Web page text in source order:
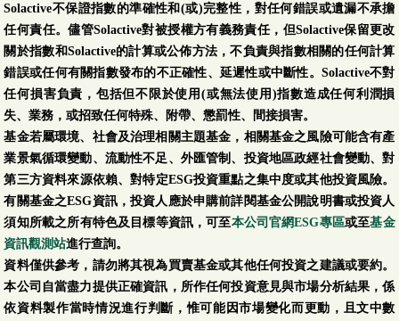
Solactive不保證指數的準確性和(或)完整性，對任何錯誤或遺漏不承擔
任何責任。儘管Solactive對被授權方有義務責任，但Solactive保留更改
關於指數和Solactive的計算或公佈方法，不負責與指數相關的任何計算
錯誤或任何有關指數發布的不正確性、延遲性或中斷性。Solactive不對
任何損害負責，包括但不限於使用(或無法使用)指數造成任何利潤損
失、業務，或招致任何特殊、附帶、懲罰性、間接損害。
基金若屬環境、社會及治理相關主題基金，相關基金之風險可能含有產
業景氣循環變動、流動性不足、外匯管制、投資地區政經社會變動、對
第三方資料來源依賴、對特定ESG投資重點之集中度或其他投資風險。
有關基金之ESG資訊，投資人應於申購前詳閱基金公開說明書或投資人
須知所載之所有特色及目標等資訊，可至本公司官網ESG專區或至基金
資訊觀測站進行查詢。
資料僅供參考，請勿將其視為買賣基金或其他任何投資之建議或要約。
本公司自當盡力提供正確資訊，所作任何投資意見與市場分析結果，係
依資料製作當時情況進行判斷，惟可能因市場變化而更動，且文中數